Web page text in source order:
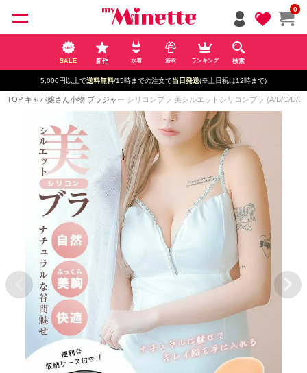
0
SALE 新作 水着 浴衣 ランキング 検索
5,000円以上で送料無料/15時までの注文で当日発送(※土日祝は12時まで)
TOP キャバ嬢さん小物 ブラジャー シリコンブラ 美シルエットシリコンブラ (A/B/C/D/E)
ペー
ジト
ップ